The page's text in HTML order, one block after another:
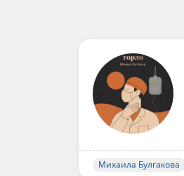
Михаила Булгакова